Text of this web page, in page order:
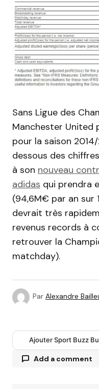
Sans Ligue des
Manchester United
pour la saison
dessous des
à son nouveau
adidas qui prendra
(94,6M€ par an sur
devrait très
revenus records à
retrouver la
matchday).
Par Alexandre
Ajouter Sport Buzz
Add a comment